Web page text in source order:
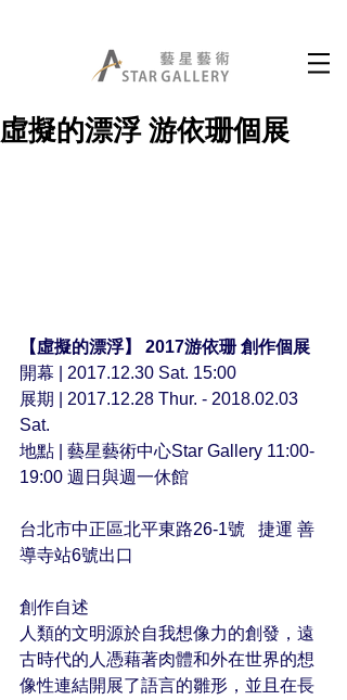
虛擬的漂浮 游依珊個展
【虛擬的漂浮】 2017游依珊 創作個展
開幕 | 2017.12.30 Sat. 15:00
展期 | 2017.12.28 Thur. - 2018.02.03
Sat.
地點 | 藝星藝術中心Star Gallery 11:00-
19:00 週日與週一休館
台北市中正區北平東路26-1號   捷運 善
導寺站6號出口
創作自述
人類的文明源於自我想像力的創發，遠
古時代的人憑藉著肉體和外在世界的想
像性連結開展了語言的雛形，並且在長